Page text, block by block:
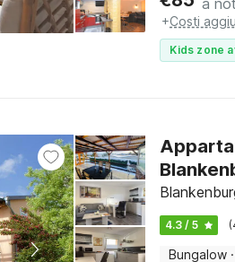
a
+Costi
Kids zone
4.3 / 5
Bungalow ·